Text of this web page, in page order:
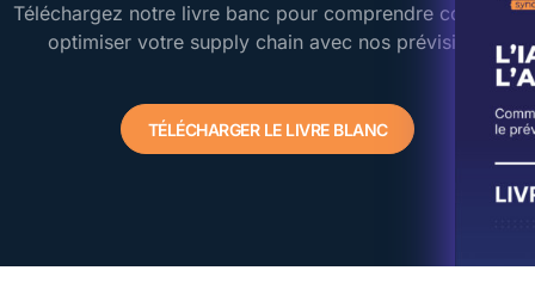
Téléchargez notre livre banc pour comprendre comment
optimiser votre supply chain avec nos prévisions
TÉLÉCHARGER LE LIVRE BLANC